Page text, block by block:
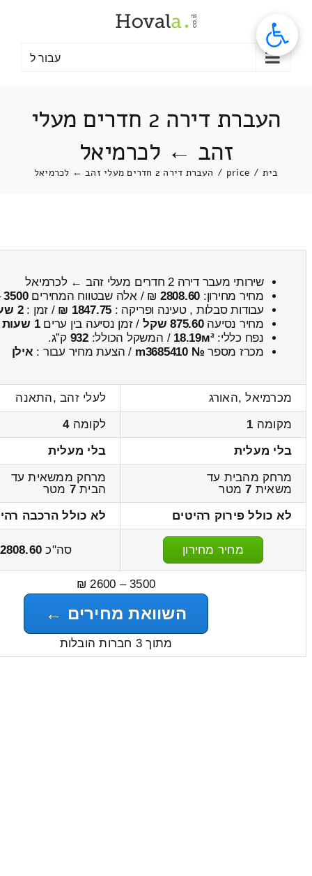
עבור ל
העברת דירה 2 חדרים מעלי
זהב ← לכרמיאל
בית /
price
/ העברת דירה 2 חדרים מעלי זהב ← לכרמיאל
שירותי מעבר דירה 2 חדרים מעלי זהב ← לכרמיאל
מחיר מחירון: 2808.60 ₪ / אלה שבטווח המחירים3500
עבודות סבלות , טעינה ופריקה : 1847.75 ₪ / זמן :2 שעות 41 דקות
מחיר נסיעה875.60 שקל / זמן נסיעה בין ערים1 שעות , 16 דקות
נפח כללי:18.19м³ / המשקל הכולל:932 ק”ג.
מכרז מספר № m3685410 / הצעת מחיר עבור : אילן
מכרמיאל ,האורג
לעלי זהב ,התאנה
מקומה 1 לקומה4
בלי מעלית
בלי מעלית
מרחק מהבית עד
משאית 7מטר
מרחק ממשאית עד
הבית7 מטר
לא כולל פירוק רהיטים
לא כולל הרכבה
מחיר מחירון סה"כ 2808.60
3500 – 2600 ₪
השוואת מחירים ←
מתוך 3 חברות הובלות